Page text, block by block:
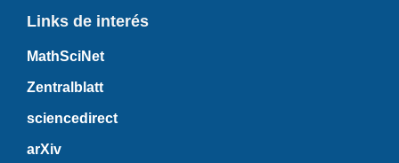
Links de interés
MathSciNet
Zentralblatt
sciencedirect
arXiv